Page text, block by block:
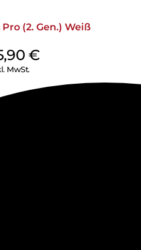
(2. Gen.) Weiß
€
MwSt.